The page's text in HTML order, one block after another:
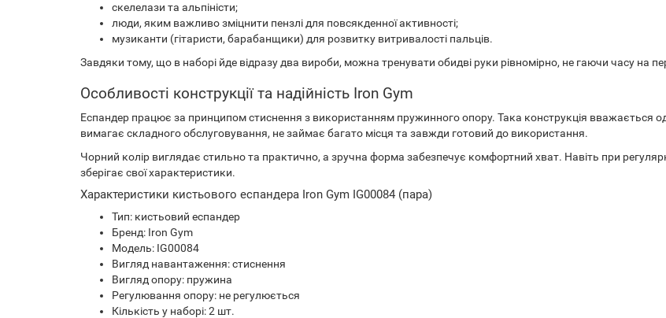
скелелази та альпіністи;
люди, яким важливо зміцнити пензлі для повсякденної активності;
музиканти (гітаристи, барабанщики) для розвитку витривалості пальців.
Завдяки тому, що в наборі йде відразу два вироби, можна тренувати обидві руки рівномірно, не гаючи часу на
Особливості конструкції та надійність Iron Gym
Еспандер працює за принципом стиснення з використанням пружинного опору. Така конструкція вважається
вимагає складного обслуговування, не займає багато місця та завжди готовий до використання.
Чорний колір виглядає стильно та практично, а зручна форма забезпечує комфортний хват. Навіть при
зберігає свої характеристики.
Характеристики кистьового еспандера Iron Gym IG00084 (пара)
Тип: кистьовий еспандер
Бренд: Iron Gym
Модель: IG00084
Вигляд навантаження: стиснення
Вигляд опору: пружина
Регулювання опору: не регулюється
Кількість у наборі: 2 шт.